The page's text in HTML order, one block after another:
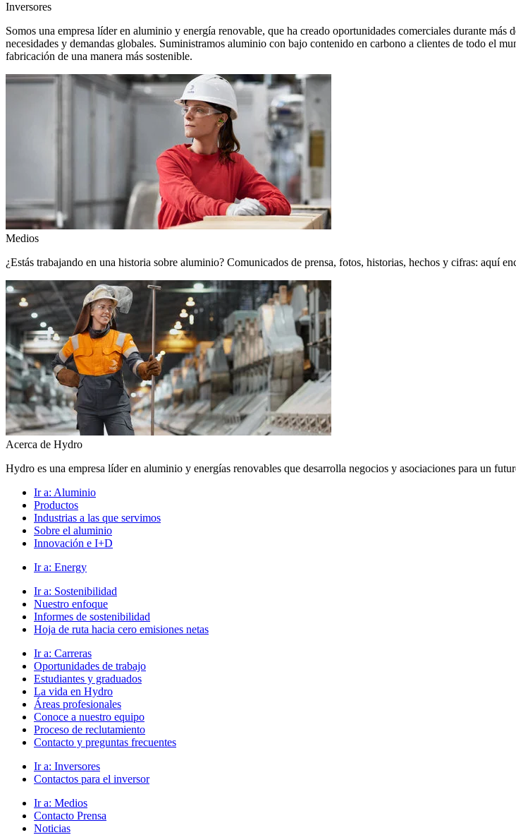
Inversores
Somos una empresa líder en aluminio y energía renovable, que ha creado oportunidades comerciales durante
necesidades y demandas globales. Suministramos aluminio con bajo contenido en carbono a clientes de todo el
fabricación de una manera más sostenible.
Medios
¿Estás trabajando en una historia sobre aluminio? Comunicados de prensa, fotos, historias, hechos y cifras: aquí
Acerca de Hydro
Hydro es una empresa líder en aluminio y energías renovables que desarrolla negocios y asociaciones para un
Ir a: Aluminio
Productos
Industrias a las que servimos
Sobre el aluminio
Innovación e I+D
Ir a: Energy
Ir a: Sostenibilidad
Nuestro enfoque
Informes de sostenibilidad
Hoja de ruta hacia cero emisiones netas
Ir a: Carreras
Oportunidades de trabajo
Estudiantes y graduados
La vida en Hydro
Áreas profesionales
Conoce a nuestro equipo
Proceso de reclutamiento
Contacto y preguntas frecuentes
Ir a: Inversores
Contactos para el inversor
Ir a: Medios
Contacto Prensa
Noticias